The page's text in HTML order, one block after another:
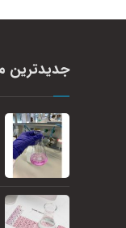
جدیدترین